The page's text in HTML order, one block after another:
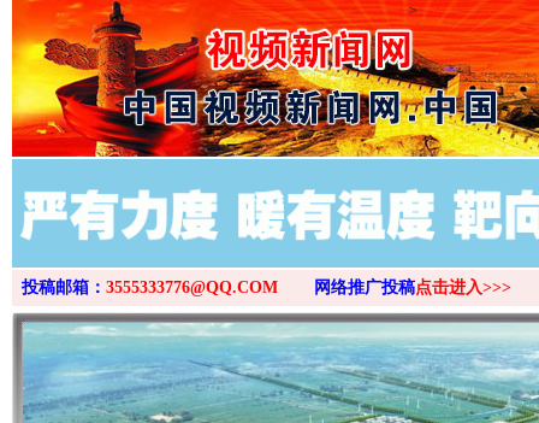
>
投稿邮箱： 3555333776@QQ.COM 网络推广投稿点击进入>>>